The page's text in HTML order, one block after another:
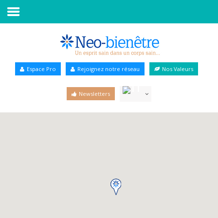
Annuaire Bien-être
Espace Pro Rejoignez notre réseau Nos Valeurs
Newsletters